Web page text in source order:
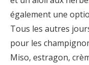
également une
Tous les autres
pour les
Miso, estragon,